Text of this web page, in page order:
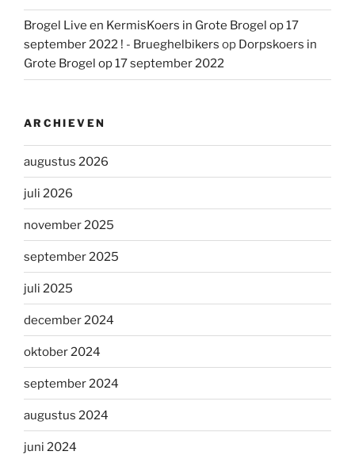
Brogel Live en KermisKoers in Grote Brogel op 17
september 2022 ! - Brueghelbikers op Dorpskoers in
Grote Brogel op 17 september 2022
ARCHIEVEN
augustus 2026
juli 2026
november 2025
september 2025
juli 2025
december 2024
oktober 2024
september 2024
augustus 2024
juni 2024